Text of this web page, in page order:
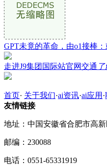
GPT未竟的革命，由o1接棒
走进J9集团国际站官网交通
首页· 关于我们·ai资讯·ai应用 ·
友情链接
地址：中国安徽省合肥市高
邮编：230088
电话：0551-65331919